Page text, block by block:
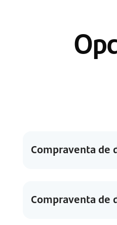
Compraventa de
Compraventa de